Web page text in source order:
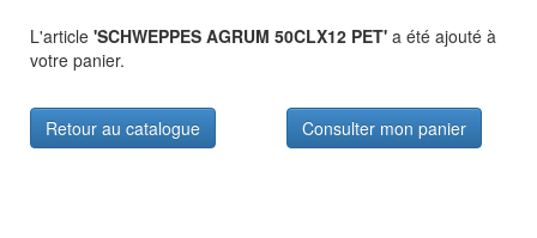
L'article 'SCHWEPPES AGRUM 50CLX12 PET' a été ajouté à
votre panier.
Retour au catalogue Consulter mon panier